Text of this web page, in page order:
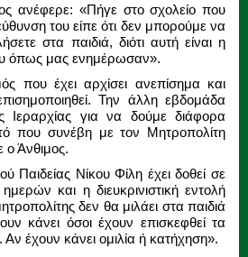
ανέφερε: «Πήγε στο σχολείο που
του είπε ότι δεν μπορούμε να
στα παιδιά, διότι αυτή είναι η
όπως μας ενημέρωσαν».
που έχει αρχίσει ανεπίσημα και
Την άλλη εβδομάδα
Ιεραρχίας για να δούμε διάφορα
που συνέβη με τον Μητροπολίτη
Άνθιμος.
Παιδείας Νίκου Φίλη έχει δοθεί σε
και η διευκρινιστική εντολή
δεν θα μιλάει στα παιδιά
κάνει όσοι έχουν επισκεφθεί τα
έχουν κάνει ομιλία ή κατήχηση».